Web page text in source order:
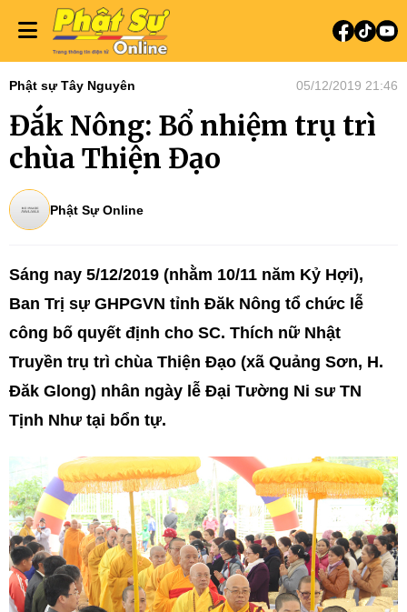
Phật sự Tây Nguyên 05/12/2019 21:46
Đắk Nông: Bổ nhiệm trụ trì
chùa Thiện Đạo
Phật Sự Online
Sáng nay 5/12/2019 (nhằm 10/11 năm Kỷ Hợi),
Ban Trị sự GHPGVN tỉnh Đăk Nông tổ chức lễ
công bố quyết định cho SC. Thích nữ Nhật
Truyền trụ trì chùa Thiện Đạo (xã Quảng Sơn, H.
Đăk Glong) nhân ngày lễ Đại Tường Ni sư TN
Tịnh Như tại bổn tự.